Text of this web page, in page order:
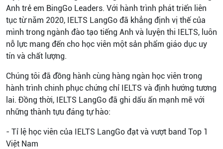
Anh trẻ em BingGo Leaders. Với hành trình phát triển liên
tục từ năm 2020, IELTS LangGo đã khẳng định vị thế của
mình trong ngành đào tạo tiếng Anh và luyện thi IELTS, luôn
nỗ lực mang đến cho học viên một sản phẩm giáo dục uy
tín và chất lượng.
Chúng tôi đã đồng hành cùng hàng ngàn học viên trong
hành trình chinh phục chứng chỉ IELTS và định hướng tương
lai. Đồng thời, IELTS LangGo đã ghi dấu ấn mạnh mẽ với
những thành tựu đáng tự hào:
- Tỉ lệ học viên của IELTS LangGo đạt và vượt band Top 1
Việt Nam